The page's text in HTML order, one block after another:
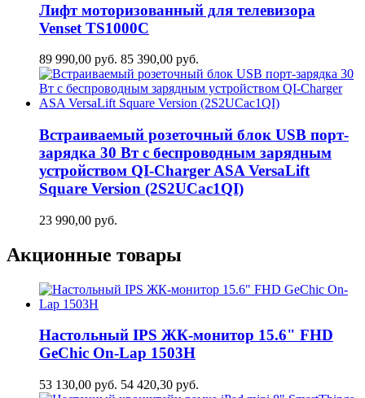
Лифт моторизованный для телевизора
Venset TS1000C
89 990,00 руб. 85 390,00 руб.
Встраиваемый розеточный блок USB порт-
зарядка 30 Вт c беспроводным зарядным
устройством QI-Charger ASA VersaLift
Square Version (2S2UCaс1QI)
23 990,00 руб.
Акционные товары
Настольный IPS ЖК-монитор 15.6" FHD
GeСhic On-Lap 1503H
53 130,00 руб. 54 420,30 руб.